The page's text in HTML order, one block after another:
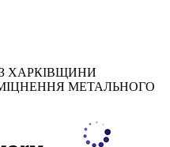
ХАРКІВЩИНИ
МЕТАЛЬНОГО